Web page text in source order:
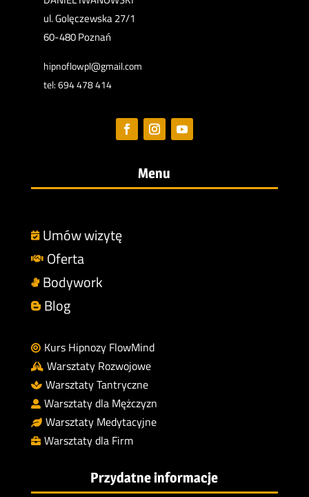
ul. Golęczewska 27/1
60-480 Poznań
hipnoflowpl@gmail.com
tel: 694 478 414
Menu
 Umów wizytę
 Oferta
 Bodywork
 Blog
 Kurs Hipnozy FlowMind
 Warsztaty Rozwojowe
 Warsztaty Tantryczne
 Warsztaty dla Mężczyzn
 Warsztaty Medytacyjne
 Warsztaty dla Firm
Przydatne informacje